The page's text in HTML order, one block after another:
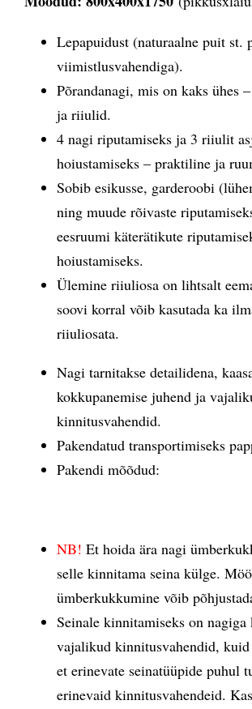
Lepapuidust (naturaalne puit st.
viimistlusvahendiga).
Põrandanagi, mis on kaks ühes
ja riiulid.
4 nagi riputamiseks ja 3 riiulit
hoiustamiseks – praktiline ja
Sobib esikusse, garderoobi
ning muude rõivaste
eesruumi käterätikute
hoiustamiseks.
Ülemine riiuliosa on lihtsalt
soovi korral võib kasutada ka
riiuliosata.
Nagi tarnitakse detailidena,
kokkupanemise juhend ja
kinnitusvahendid.
Pakendatud transportimiseks
Pakendi mõõdud:
NB! Et hoida ära nagi
selle kinnitama seina külge.
ümberkukkumine võib
Seinale kinnitamiseks on nagiga
vajalikud kinnitusvahendid,
et erinevate seinatüüpide puhul
erinevaid kinnitusvahendeid.